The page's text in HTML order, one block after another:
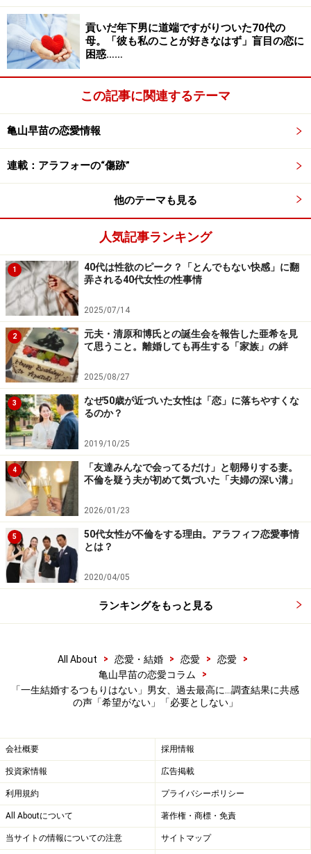
一般的には、「他者に性的欲求は抱かないが恋愛感情は
抱くセクシュアリティ」はロマンティック・アセクシュ
アル、「他者に恋愛感情を抱かないセクシュアリティ」
はアロマンティックと呼ばれている。アミさんの場合
「みんなが恋愛や結婚をするから自分もしなければ」と
思い込んで結婚していく人も、少数とはいえいるのでは
ないだろうか。こうやって「自分の本当の欲求」がわか
るようになったのはいい時代だといえるのかもしれな
「結婚」では将来への希望が持てない
結婚するつもりがないミユキさん（37歳）は、他者に恋
愛感情も性的欲求も抱くが、結婚そのものに興味がない
という。
「結婚は、自分の人生のオプションだと思うんです。じ
ゃあ、私の人生が何で成立しているかというと仕事と趣
味と友だち。自分の好きな生活ができて、趣味があっ
て、話せる友だちがいればいい。恋愛はときどきそこに
入ってくる選択肢のひとつかな、と」
とはいえ、自分の人生に満足しているわけではない。大
学を卒業して入社した企業で、人間関係につまづいて3
年で退職。以来、3年近くアルバイト生活を強いられ
た。
「昼間は専門学校に通い、夜は水商売で働きました。そ
れで29歳のときに資格を生かして転職、ようやく正社員
ードワークをこなしてきたと思います。たまたま知り合
った人とデートしたこともありますが、恋愛には発展し
なかった。私が常に仕事を優先させてきたからだと思い
たくない」
まずは経済的にしっかり生活していく。それがミユキさ
んの「自分の人生」の基本だという。結婚して子どもが
できたら、今の生活はしていけない。
貢いだ年下男に道端ですがりついた70代の
母。「彼も私のことが好きなはず」盲目の恋に
困惑……
この記事に関連するテーマ
亀山早苗の恋愛情報
連載：アラフォーの“傷跡”
他のテーマも見る
人気記事ランキング
1
40代は性欲のピーク？「とんでもない快感」に翻
弄される40代女性の性事情
2025/07/14
2
元夫・清原和博氏との誕生会を報告した亜希を見
て思うこと。離婚しても再生する「家族」の絆
2025/08/27
3
なぜ50歳が近づいた女性は「恋」に落ちやすくな
るのか？
2019/10/25
4
「友達みんなで会ってるだけ」と朝帰りする妻。
不倫を疑う夫が初めて気づいた「夫婦の深い溝」
2026/01/23
5
50代女性が不倫をする理由。アラフィフ恋愛事情
とは？
2020/04/05
ランキングをもっと見る
All About > 恋愛・結婚 > 恋愛 > 恋愛
>
亀山早苗の恋愛コラム
>
「一生結婚するつもりはない」男女、過去最高に…調査結果に共感
の声「希望がない」「必要としない」
会社概要 採用情報
投資家情報 広告掲載
利用規約 プライバシーポリシー
All Aboutについて 著作権・商標・免責
当サイトの情報についての注意 サイトマップ